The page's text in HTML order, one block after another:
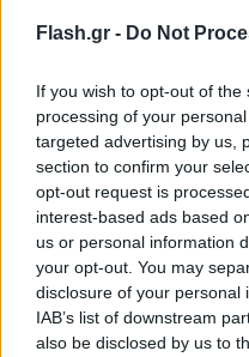
Flash.gr - Do Not
If you wish to opt-out of
processing of your
targeted advertising by us,
section to confirm your
opt-out request is
interest-based ads based
us or personal information
your opt-out. You may
disclosure of your personal
IAB’s list of downstream
also be disclosed by us to
Αποχωρεί από την
Ντέμης Χασάμπης - Ο
05.08.2026